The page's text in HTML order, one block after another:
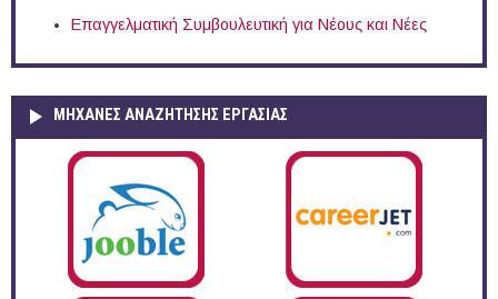
Επαγγελματική Συμβουλευτική για Νέους και Νέες
ΜΗΧΑΝΕΣ ΑΝΑΖΗΤΗΣΗΣ ΕΡΓΑΣΙΑΣ